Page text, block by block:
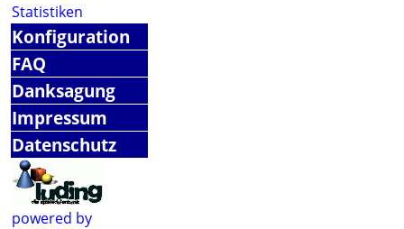
Statistiken
Konfiguration
FAQ
Danksagung
Impressum
Datenschutz
powered by